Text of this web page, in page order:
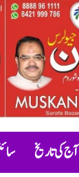
آج کی تاریخ